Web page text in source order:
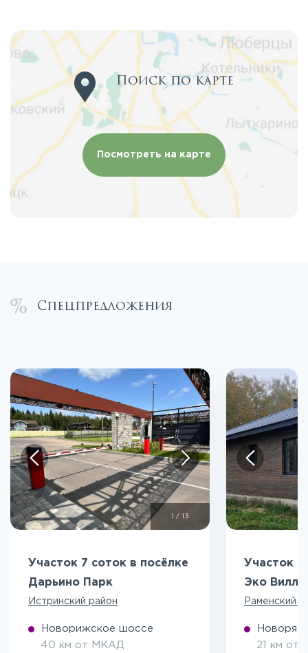
Поиск по карте
Посмотреть на карте
Спецпредложения
/ 13
Участок 7 соток в посёлке
Дарьино Парк
Истринский район
Новорижское шоссе
40 км от МКАД
Участок 5
Эко
Раменский
21 км от